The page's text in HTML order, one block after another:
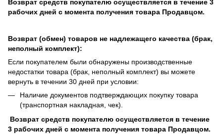
Возврат средств покупателю осуществляется в течение 3
рабочих дней с момента получения товара Продавцом.
Возврат (обмен) товаров не надлежащего качества (брак,
неполный комплект):
Если покупателем были обнаружены производственные
недостатки товара (брак, неполный комплект) вы можете
вернуть в течении 30 дней при условии:
Наличие документов подтверждающих покупку товара
(транспортная накладная, чек).
Возврат средств покупателю осуществляется в течение
3 рабочих дней с момента получения товара Продавцом.